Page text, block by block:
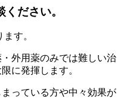
ださい。
す。
外用薬のみでは難しい治
に発揮します。
っている方や中々効果が